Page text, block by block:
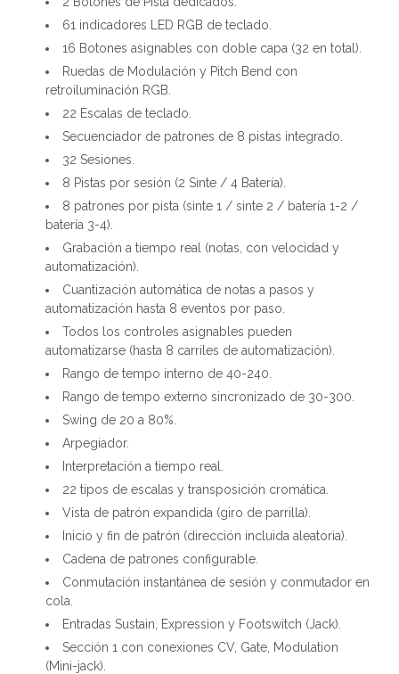
61 indicadores LED RGB de teclado.
16 Botones asignables con doble capa (32 en total).
Ruedas de Modulación y Pitch Bend con
retroiluminación RGB.
22 Escalas de teclado.
Secuenciador de patrones de 8 pistas integrado.
32 Sesiones.
8 Pistas por sesión (2 Sinte / 4 Batería).
8 patrones por pista (sinte 1 / sinte 2 / batería 1-2 /
batería 3-4).
Grabación a tiempo real (notas, con velocidad y
automatización).
Cuantización automática de notas a pasos y
automatización hasta 8 eventos por paso.
Todos los controles asignables pueden
automatizarse (hasta 8 carriles de automatización).
Rango de tempo interno de 40-240.
Rango de tempo externo sincronizado de 30-300.
Swing de 20 a 80%.
Arpegiador.
Interpretación a tiempo real.
22 tipos de escalas y transposición cromática.
Vista de patrón expandida (giro de parrilla).
Inicio y fin de patrón (dirección incluida aleatoria).
Cadena de patrones configurable.
Conmutación instantánea de sesión y conmutador en
cola.
Entradas Sustain, Expression y Footswitch (Jack).
Sección 1 con conexiones CV, Gate, Modulation
(Mini-jack).